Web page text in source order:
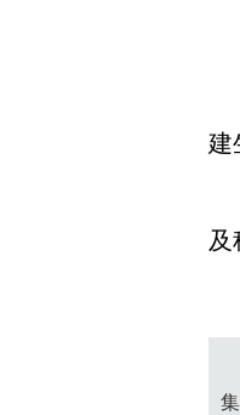
建
及